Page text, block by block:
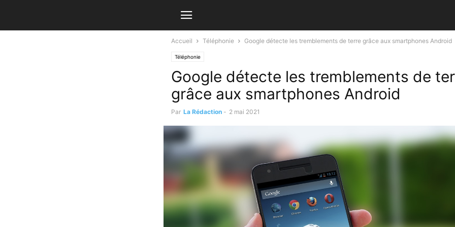
Accueil Téléphonie Google détecte les tremblements de terre grâce aux smartphones Android
Téléphonie
Google détecte les tremblements de
grâce aux smartphones Android
Par La Rédaction - 2 mai 2021